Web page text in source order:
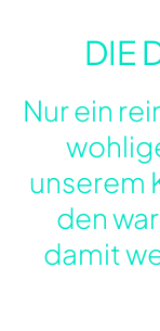
DIE
Nur ein
unserem
den
damit